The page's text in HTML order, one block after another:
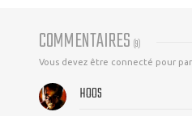
COMMENTAIRES (9)
Vous devez être connecté pour
HOOS